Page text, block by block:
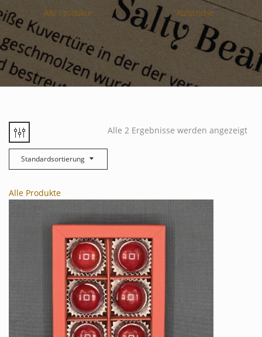
Alle Produkte Aufstriche
Standardsortierung
Alle 2 Ergebnisse werden angezeigt
Alle Produkte